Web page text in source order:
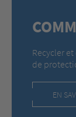
Recycler
de
EN